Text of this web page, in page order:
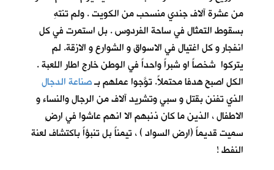
من عشرة آلاف جندي منسحب من الكويت . ولم تنتهِ
بسقوط التمثال في ساحة الفردوس . بل استمرت في كل
انفجار و كل اغتيال في الاسواق و الشوارع و الازقة. لم
يتركوا شخصاً او شبراً واحداً في الوطن خارج اطار اللعبة .
الكل اصبح هدفا محتملاً. توَّجوا عملهم بـصناعة الدجال
الذي تفنن بقتل و سبي وتشريد آلاف من الرجال والنساء و
الاطفال ، الذين ما كان ذنبهم الا انهم عاشوا في ارضٍ
سميت قديماً (ارض السواد ) ، تيمناً بل تنبؤاً باكتشاف لعنة
النفط !